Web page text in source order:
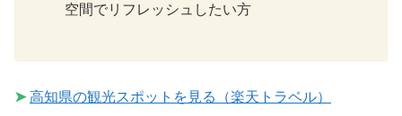
空間でリフレッシュしたい方
➤ 高知県の観光スポットを見る（楽天トラベル）